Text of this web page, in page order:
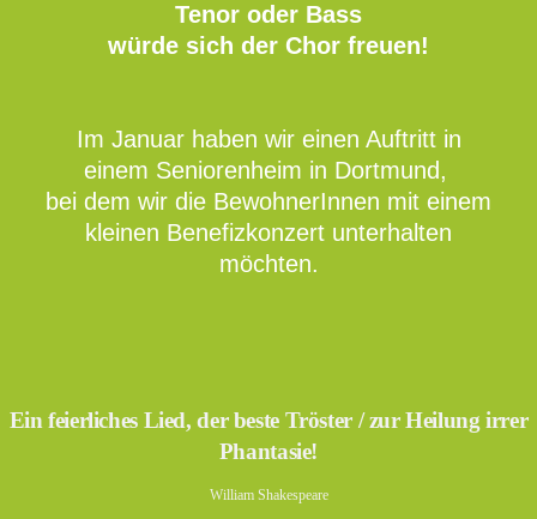
Tenor oder Bass
würde sich der Chor freuen!
Im Januar haben wir einen Auftritt in
einem Seniorenheim in Dortmund,
bei dem wir die BewohnerInnen mit einem
kleinen Benefizkonzert unterhalten
möchten.
Ein feierliches Lied, der beste Tröster / zur Heilung irrer
Phantasie!
William Shakespeare